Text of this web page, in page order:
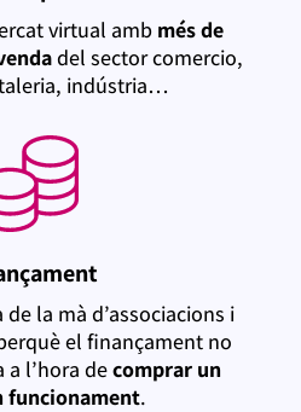
virtual amb més de
del sector comercio,
indústria…
la mà d’associacions i
el finançament no
l’hora decomprar un
funcionament.